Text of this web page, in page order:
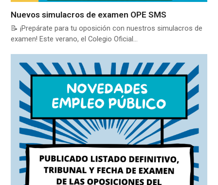
Nuevos simulacros de examen OPE SMS
📝 ¡Prepárate para tu oposición con nuestros simulacros de
examen! Este verano, el Colegio Oficial…